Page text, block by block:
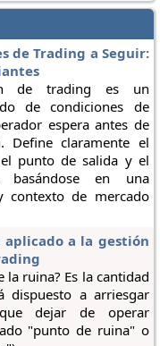
de Trading a Seguir:
de trading es un
de condiciones de
espera antes de
Define claramente el
punto de salida y el
en una
contexto de mercado
aplicado a la gestión
la ruina? Es la cantidad
dispuesto a arriesgar
dejar de operar
"punto de ruina" o